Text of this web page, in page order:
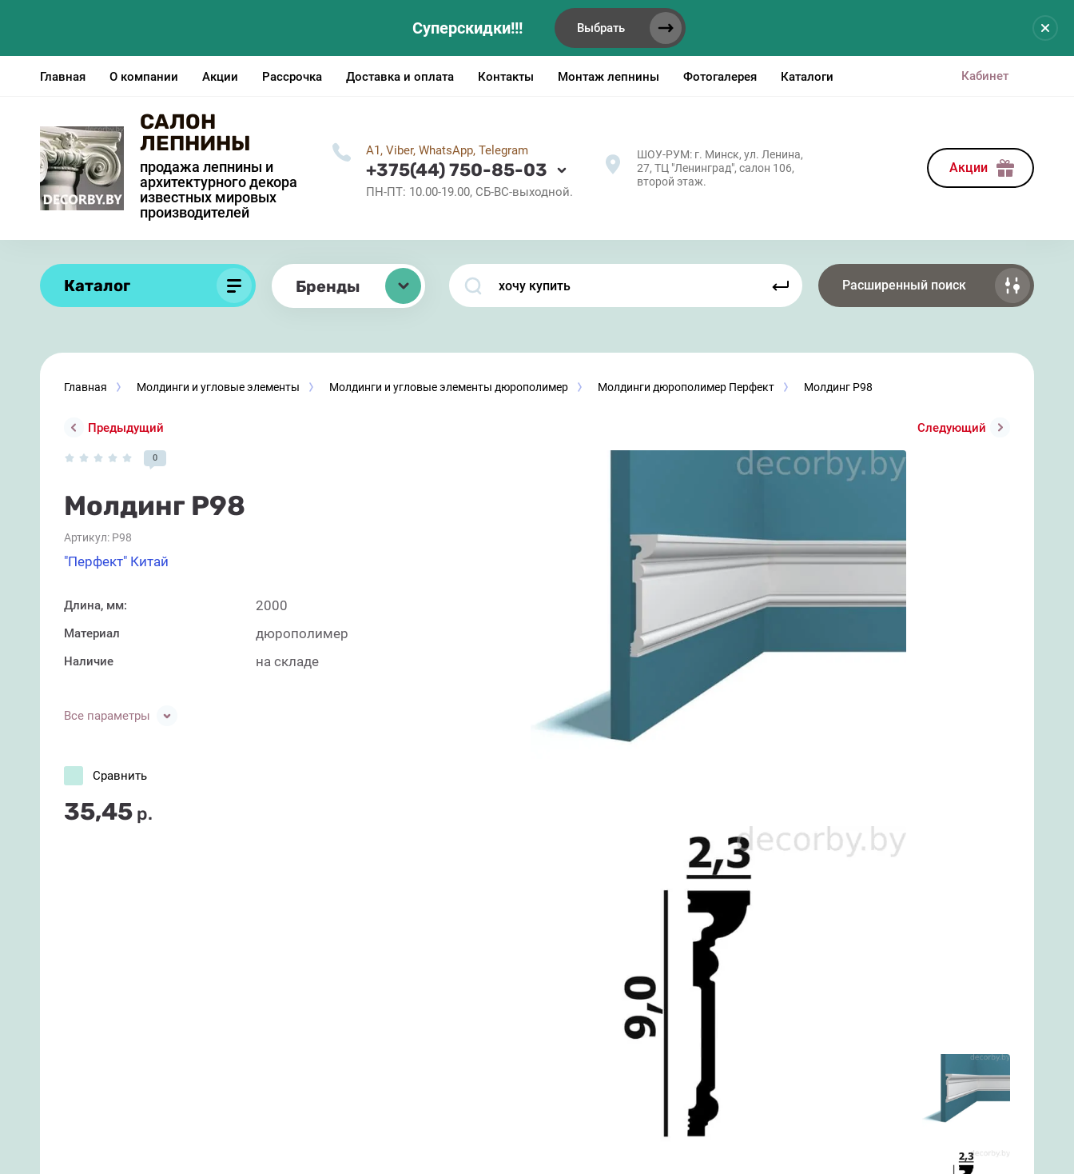
Суперскидки!!! Выбрать
Главная О компании Акции Рассрочка Доставка и оплата Контакты Монтаж лепнины Фотогалерея Каталоги Кабинет
САЛОН
ЛЕПНИНЫ
продажа лепнины и
архитектурного декора
известных мировых
производителей
А1, Viber, WhatsApp, Telegram
+375(44) 750-85-03
ПН-ПТ: 10.00-19.00, СБ-ВС-выходной.
ШОУ-РУМ: г. Минск, ул. Ленина,
27, ТЦ "Ленинград", салон 106,
второй этаж.
Акции
Каталог Бренды Расширенный поиск
Главная Молдинги и угловые элементы Молдинги и угловые элементы дюрополимер Молдинги дюрополимер Перфект Молдинг P98
Предыдущий Следующий
0
Молдинг P98
Артикул: P98
"Перфект" Китай
Длина, мм: 2000
Материал дюрополимер
Наличие на складе
Все параметры
35,45 р.
Сравнить